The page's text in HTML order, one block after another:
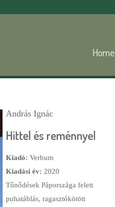
Home
András Ignác
Hittel és reménnyel
Kiadó: Verbum
Kiadási év: 2020
Tűnődések Pápországa felett
puhatáblás, ragasztókötött